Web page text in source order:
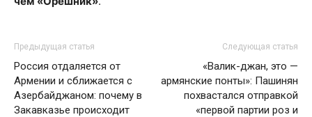
Предыдущая статья
Россия отдаляется от
Армении и сближается с
Азербайджаном: почему в
Закавказье происходит
Следующая статья
«Валик-джан, это —
армянские понты»: Пашинян
похвастался отправкой
«первой партии роз и